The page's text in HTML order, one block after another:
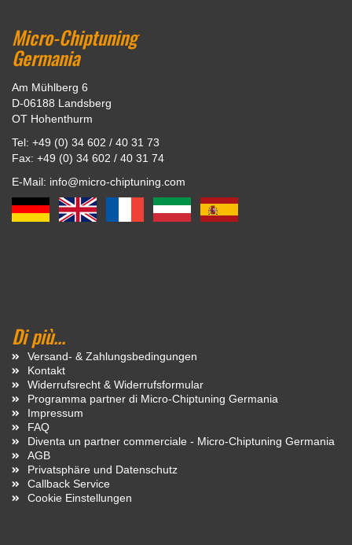
Micro-Chiptuning
Germania
Am Mühlberg 6
D-06188 Landsberg
OT Hohenthurm
Tel: +49 (0) 34 602 / 40 31 73
Fax: +49 (0) 34 602 / 40 31 74
E-Mail: info@micro-chiptuning.com
Di più...
Versand- & Zahlungsbedingungen
Kontakt
Widerrufsrecht & Widerrufsformular
Programma partner di Micro-Chiptuning Germania
Impressum
FAQ
Diventa un partner commerciale - Micro-Chiptuning Germania
AGB
Privatsphäre und Datenschutz
Callback Service
Cookie Einstellungen